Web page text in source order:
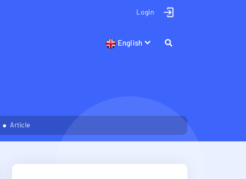
Login
English
Article